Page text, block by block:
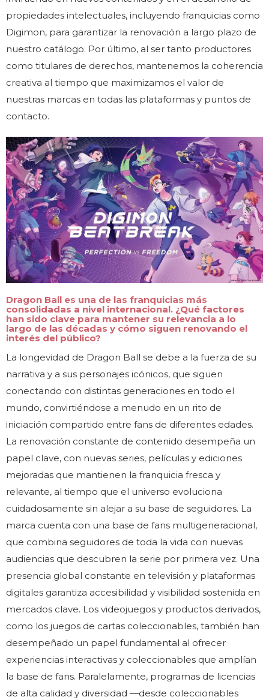
propiedades intelectuales, incluyendo franquicias como
Digimon, para garantizar la renovación a largo plazo de
nuestro catálogo. Por último, al ser tanto productores
como titulares de derechos, mantenemos la coherencia
creativa al tiempo que maximizamos el valor de
nuestras marcas en todas las plataformas y puntos de
contacto.
Dragon Ball es una de las franquicias más
consolidadas a nivel internacional. ¿Qué factores
han sido clave para mantener su relevancia a lo
largo de las décadas y cómo siguen renovando el
interés del público?
La longevidad de Dragon Ball se debe a la fuerza de su
narrativa y a sus personajes icónicos, que siguen
conectando con distintas generaciones en todo el
mundo, convirtiéndose a menudo en un rito de
iniciación compartido entre fans de diferentes edades.
La renovación constante de contenido desempeña un
papel clave, con nuevas series, películas y ediciones
mejoradas que mantienen la franquicia fresca y
relevante, al tiempo que el universo evoluciona
cuidadosamente sin alejar a su base de seguidores. La
marca cuenta con una base de fans multigeneracional,
que combina seguidores de toda la vida con nuevas
audiencias que descubren la serie por primera vez. Una
presencia global constante en televisión y plataformas
digitales garantiza accesibilidad y visibilidad sostenida en
mercados clave. Los videojuegos y productos derivados,
como los juegos de cartas coleccionables, también han
desempeñado un papel fundamental al ofrecer
experiencias interactivas y coleccionables que amplían
la base de fans. Paralelamente, programas de licencias
de alta calidad y diversidad —desde coleccionables